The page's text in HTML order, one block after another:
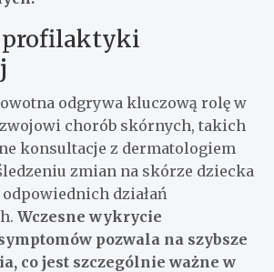
profilaktyki
odgrywa kluczową rolę w
chorób skórnych, takich
konsultacje z dermatologiem
zmian na skórze dziecka
działań
Wczesne wykrycie
pozwala na szybsze
co jest szczególnie ważne w